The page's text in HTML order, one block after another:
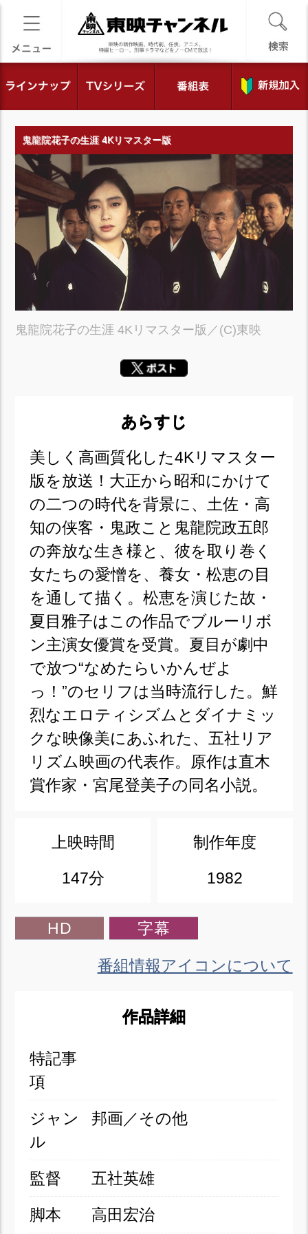
鬼龍院花子の生涯 4Kリマスター版
鬼龍院花子の生涯 4Kリマスター版／(C)東映
あらすじ
美しく高画質化した4Kリマスター
版を放送！大正から昭和にかけて
の二つの時代を背景に、土佐・高
知の侠客・鬼政こと鬼龍院政五郎
の奔放な生き様と、彼を取り巻く
女たちの愛憎を、養女・松恵の目
を通して描く。松恵を演じた故・
夏目雅子はこの作品でブルーリボ
ン主演女優賞を受賞。夏目が劇中
で放つ“なめたらいかんぜよ
っ！”のセリフは当時流行した。鮮
烈なエロティシズムとダイナミッ
クな映像美にあふれた、五社リア
リズム映画の代表作。原作は直木
賞作家・宮尾登美子の同名小説。
上映時間
147分
制作年度
1982
HD 字幕
番組情報アイコンについて
作品詳細
特記事
項
ジャン
ル
邦画／その他
監督 五社英雄
脚本 高田宏治